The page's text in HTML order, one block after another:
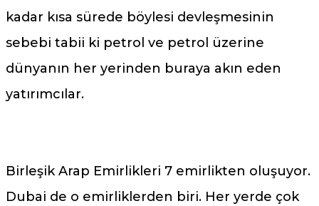
kadar kısa sürede böylesi devleşmesinin
sebebi tabii ki petrol ve petrol üzerine
dünyanın her yerinden buraya akın eden
yatırımcılar.
Birleşik Arap Emirlikleri 7 emirlikten oluşuyor.
Dubai de o emirliklerden biri. Her yerde çok